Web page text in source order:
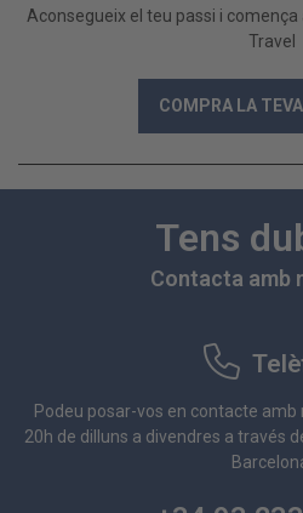
Aconsegueix el teu passi i
Travel
COMPRA LA
Tens
Contacta amb
Podeu posar-vos en contacte
20h de dilluns a divendres a través